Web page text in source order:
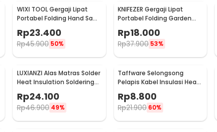
WIXI TOOL Gergaji Lipat
Portabel Folding Hand Saw
39cm - JSZ-002
Rp23.400
Rp45.900 50%
KNIFEZER Gergaji Lipat
Portabel Folding Garden
Hand Saw - LA145
Rp18.000
Rp37.900 53%
LUXIANZI Alas Matras Solder
Heat Insulation Soldering
Rp24.100
Rp46.900 49%
Taffware Selongsong
Pelapis Kabel Insulasi Heat
Shrink Tube 127 PCS - RSG-
AHZ
Rp8.800
Rp21.900 60%